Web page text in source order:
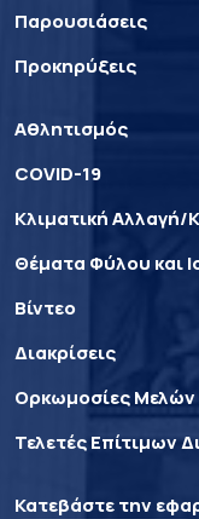
Παρουσιάσεις
Προκηρύξεις
Αθλητισμός
COVID-19
Κλιματική Αλλαγή/
Θέματα Φύλου και
Βίντεο
Διακρίσεις
Ορκωμοσίες
Τελετές Επίτιμων
Κατεβάστε την